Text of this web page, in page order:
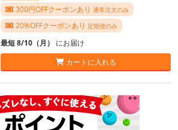
300円OFFクーポンあり 通常注文のみ
20%OFFクーポンあり 定期便のみ
最短 8/10（月） にお届け
カートに入れる